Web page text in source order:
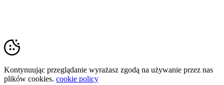
Kontynuując przeglądanie wyrażasz zgodą na używanie przez nas
plików cookies. cookie policy